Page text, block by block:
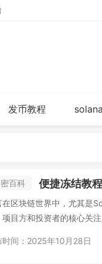
发币教程
百科 便捷冻结教
在区块链世界中，尤其是
项目方和投资者的核心关
时间：2025年10月28日